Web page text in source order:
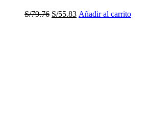
S/79.76 El
S/55.83ElAñadir al carrito